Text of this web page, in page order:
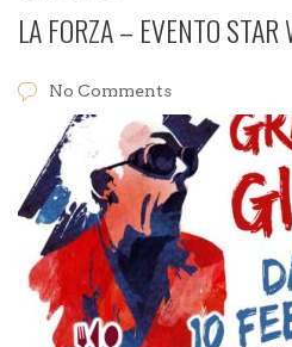
LA FORZA – EVENTO
No Comments